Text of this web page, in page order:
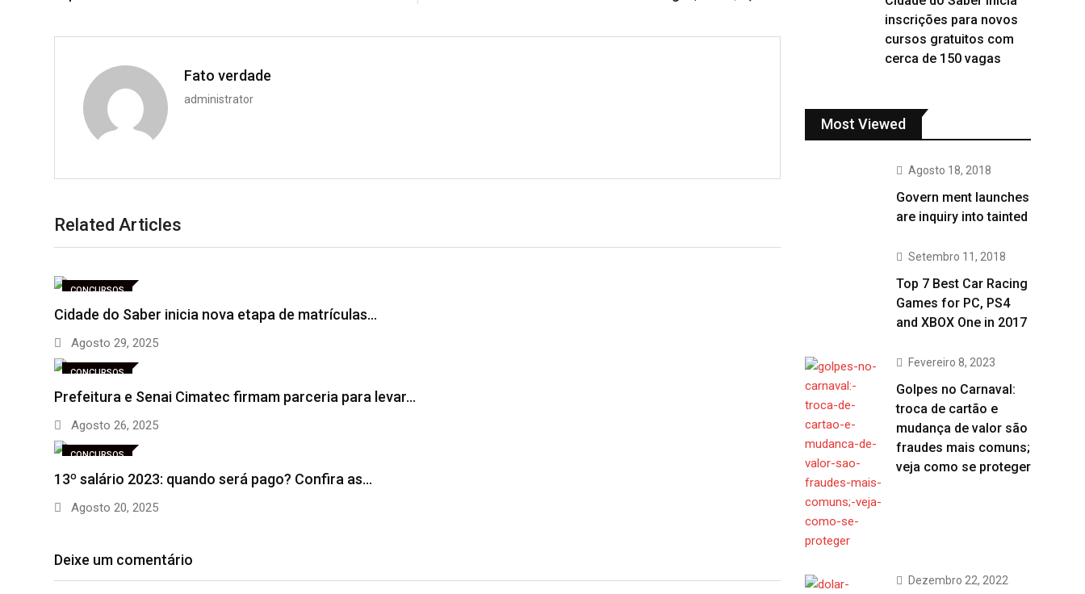
Fato verdade
administrator
Related Articles
CONCURSOS
Cidade do Saber inicia nova etapa de matrículas…
Agosto 29, 2025
CONCURSOS
Prefeitura e Senai Cimatec firmam parceria para levar…
Agosto 26, 2025
CONCURSOS
13º salário 2023: quando será pago? Confira as…
Agosto 20, 2025
Deixe um comentário
inscrições para novos
cursos gratuitos com
cerca de 150 vagas
Most Viewed
Agosto 18, 2018
Govern ment launches
are inquiry into tainted
Setembro 11, 2018
Top 7 Best Car Racing
Games for PC, PS4
and XBOX One in 2017
Fevereiro 8, 2023
Golpes no Carnaval:
troca de cartão e
mudança de valor são
fraudes mais comuns;
veja como se proteger
Dezembro 22, 2022